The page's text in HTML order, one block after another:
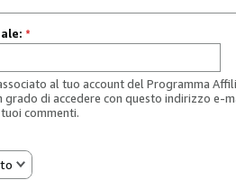
*
al tuo account del Programma
grado di accedere con questo indirizzo e-
commenti.